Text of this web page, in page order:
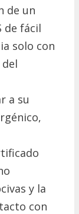
de un
de fácil
solo con
a su
y la
con